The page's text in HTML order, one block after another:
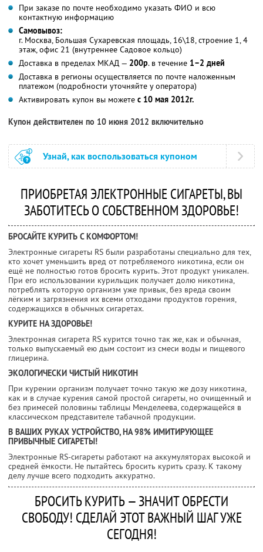
При заказе по почте необходимо указать ФИО и всю
контактную информацию
Самовывоз:
г. Москва, Большая Сухаревская площадь, 16\18, строение 1, 4
этаж, офис 21 (внутреннее Садовое кольцо)
Доставка в пределах МКАД — 200р. в течение 1–2 дней
Доставка в регионы осуществляется по почте наложенным
платежом (подробности уточняйте у оператора)
Активировать купон вы можете с 10 мая 2012г.
Купон действителен по 10 июня 2012 включительно
Узнай, как воспользоваться купоном
ПРИОБРЕТАЯ ЭЛЕКТРОННЫЕ СИГАРЕТЫ, ВЫ
ЗАБОТИТЕСЬ О СОБСТВЕННОМ ЗДОРОВЬЕ!
БРОСАЙТЕ КУРИТЬ С КОМФОРТОМ!
Электронные сигареты RS были разработаны специально для тех,
кто хочет уменьшить вред от потребляемого никотина, если он
ещё не полностью готов бросить курить. Этот продукт уникален.
При его использовании курильщик получает долю никотина,
потреблять которую организм уже привык, без вреда своим
лёгким и загрязнения их всеми отходами продуктов горения,
содержащихся в обычных сигаретах.
КУРИТЕ НА ЗДОРОВЬЕ!
Электронная сигарета RS курится точно так же, как и обычная,
только выпускаемый ею дым состоит из смеси воды и пищевого
глицерина.
ЭКОЛОГИЧЕСКИ ЧИСТЫЙ НИКОТИН
При курении организм получает точно такую же дозу никотина,
как и в случае курения самой простой сигареты, но очищенный и
без примесей половины таблицы Менделеева, содержащейся в
классическом представителе табачной продукции.
В ВАШИХ РУКАХ УСТРОЙСТВО, НА 98% ИМИТИРУЮЩЕЕ
ПРИВЫЧНЫЕ СИГАРЕТЫ!
Электронные RS-сигареты работают на аккумуляторах высокой и
средней ёмкости. Не пытайтесь бросить курить сразу. К такому
делу лучше всего подходить аккуратно.
БРОСИТЬ КУРИТЬ — ЗНАЧИТ ОБРЕСТИ
СВОБОДУ! СДЕЛАЙ ЭТОТ ВАЖНЫЙ ШАГ УЖЕ
СЕГОДНЯ!